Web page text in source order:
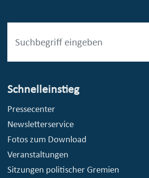
Schnelleinstieg
Pressecenter
Newsletterservice
Fotos zum Download
Veranstaltungen
Sitzungen politischer Gremien